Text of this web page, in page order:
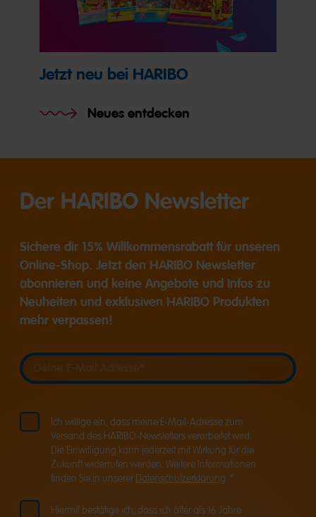
Jetzt neu bei HARIBO
Neues entdecken
Der HARIBO Newsletter
Sichere dir 15% Willkommensrabatt für unseren
Online-Shop. Jetzt den HARIBO Newsletter
abonnieren und keine Angebote und Infos zu
Neuheiten und exklusiven HARIBO Produkten
mehr verpassen!
Ich willige ein, dass meine E-Mail-Adresse zum
Versand des HARIBO-Newsletters verarbeitet wird.
Die Einwilligung kann jederzeit mit Wirkung für die
Zukunft widerrufen werden. Weitere Informationen
finden Sie in unserer Datenschutzerklärung. *
Hiermit bestätige ich, dass ich älter als 16 Jahre